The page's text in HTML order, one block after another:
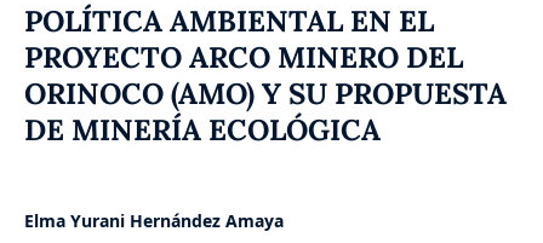
POLÍTICA AMBIENTAL EN EL
PROYECTO ARCO MINERO DEL
ORINOCO (AMO) Y SU PROPUESTA
DE MINERÍA ECOLÓGICA
Elma Yurani Hernández Amaya